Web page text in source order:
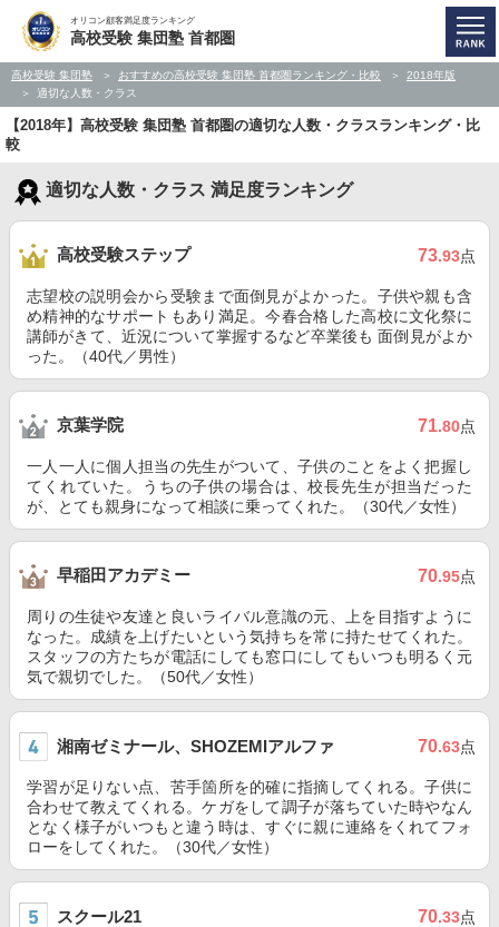
オリコン顧客満足度ランキング
高校受験 集団塾 首都圏
高校受験 集団塾 おすすめの高校受験 集団塾 首都圏ランキング・比較
2018年版
適切な人数・クラス
【2018年】高校受験 集団塾 首都圏の適切な人数・クラスランキング・比
較
適切な人数・クラス 満足度ランキング
高校受験ステップ 73.93点
志望校の説明会から受験まで面倒見がよかった。子供や親も含
め精神的なサポートもあり満足。今春合格した高校に文化祭に
講師がきて、近況について掌握するなど卒業後も 面倒見がよか
った。（40代／男性）
京葉学院 71.80点
一人一人に個人担当の先生がついて、子供のことをよく把握し
てくれていた。うちの子供の場合は、校長先生が担当だった
が、とても親身になって相談に乗ってくれた。（30代／女性）
早稲田アカデミー 70.95点
周りの生徒や友達と良いライバル意識の元、上を目指すように
なった。成績を上げたいという気持ちを常に持たせてくれた。
スタッフの方たちが電話にしても窓口にしてもいつも明るく元
気で親切でした。（50代／女性）
湘南ゼミナール、SHOZEMIアルファ 70.63点
学習が足りない点、苦手箇所を的確に指摘してくれる。子供に
合わせて教えてくれる。ケガをして調子が落ちていた時やなん
となく様子がいつもと違う時は、すぐに親に連絡をくれてフォ
ローをしてくれた。（30代／女性）
スクール21 70.33点